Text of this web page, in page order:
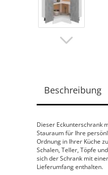
Beschreibung
Dieser Eckunterschrank
Stauraum für Ihre
Ordnung in Ihrer Küche
Schalen, Teller, Töpfe
sich der Schrank mit
Lieferumfang enthalten.